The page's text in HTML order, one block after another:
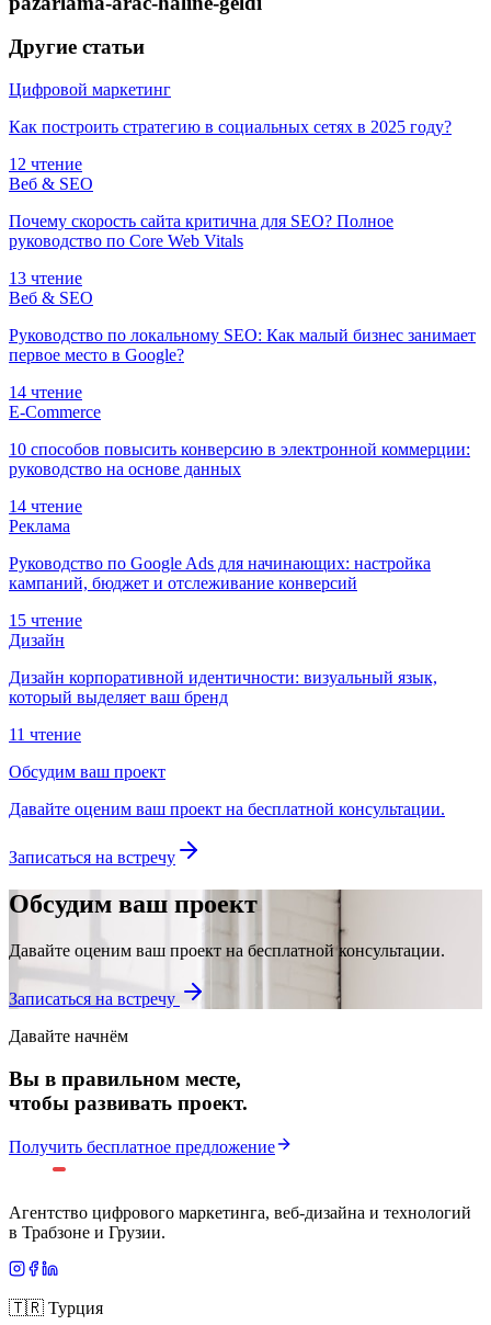
Другие статьи
Цифровой маркетинг
Как построить стратегию в социальных сетях в 2025 году?
12 чтение
Веб & SEO
Почему скорость сайта критична для SEO? Полное
руководство по Core Web Vitals
13 чтение
Веб & SEO
Руководство по локальному SEO: Как малый бизнес занимает
первое место в Google?
14 чтение
E-Commerce
10 способов повысить конверсию в электронной коммерции:
руководство на основе данных
14 чтение
Реклама
Руководство по Google Ads для начинающих: настройка
кампаний, бюджет и отслеживание конверсий
15 чтение
Дизайн
Дизайн корпоративной идентичности: визуальный язык,
который выделяет ваш бренд
11 чтение
Обсудим ваш проект
Давайте оценим ваш проект на бесплатной консультации.
Записаться на встречу
Обсудим ваш проект
Давайте оценим ваш проект на бесплатной консультации.
Записаться на встречу
Давайте начнём
Вы в правильном месте,
чтобы развивать проект.
Получить бесплатное предложение
Агентство цифрового маркетинга, веб-дизайна и технологий
в Трабзоне и Грузии.
🇹🇷 Турция